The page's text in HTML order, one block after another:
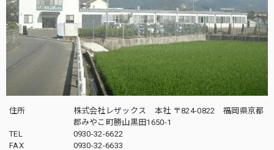
住所
株式会社レザックス 本社 〒824-0822 福岡県京都
郡みやこ町勝山黒田1650-1
TEL
0930-32-6622
FAX
0930-32-6633